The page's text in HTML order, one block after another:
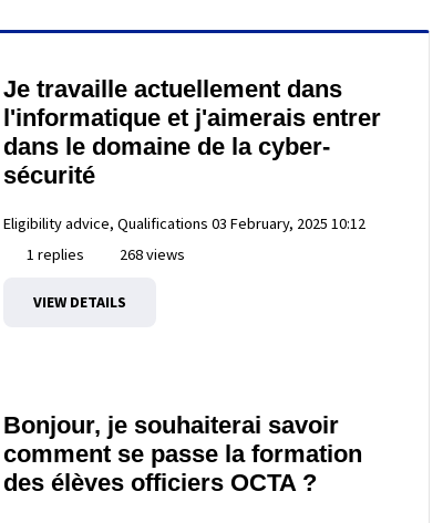
Je travaille actuellement dans
l'informatique et j'aimerais entrer
dans le domaine de la cyber-
sécurité
Eligibility advice, Qualifications 03 February, 2025 10:12
1 replies
268 views
VIEW DETAILS
Bonjour, je souhaiterai savoir
comment se passe la formation
des élèves officiers OCTA ?